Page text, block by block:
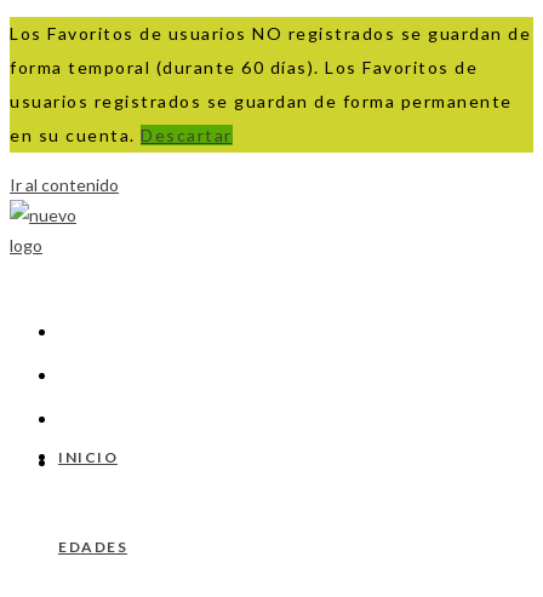
Los Favoritos de usuarios NO registrados se guardan de
forma temporal (durante 60 días). Los Favoritos de
usuarios registrados se guardan de forma permanente
en su cuenta. Descartar
Ir al contenido
INICIO
EDADES